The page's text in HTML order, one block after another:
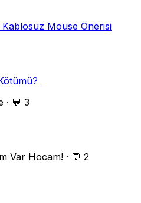
Mouse Önerisi
· 💬 3
Var Hocam! · 💬 2